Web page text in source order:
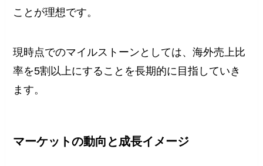
ことが理想です。
現時点でのマイルストーンとしては、海外売上比
率を5割以上にすることを長期的に目指していき
ます。
マーケットの動向と成長イメージ